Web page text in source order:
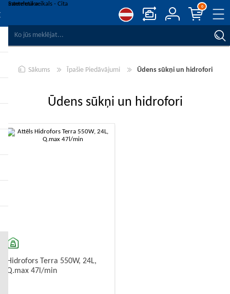
0
Sākums Īpašie Piedāvājumi Ūdens sūkņi un hidrofori
Ūdens sūkņi un hidrofori
Hidrofors Terra 550W, 24L,
Q.max 47l/min